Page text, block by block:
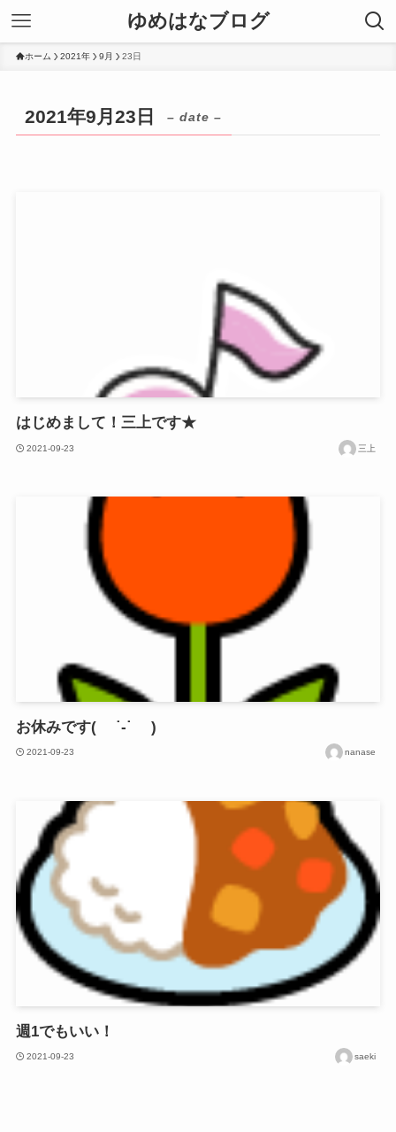
ゆめはなブログ
ホーム 2021年 9月 23日
2021年9月23日 – date –
はじめまして！三上です★
2021-09-23 三上
お休みです( ˙-˙ )
2021-09-23 nanase
週1でもいい！
2021-09-23 saeki